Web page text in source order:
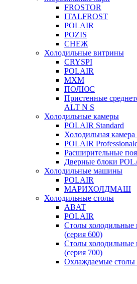
FROSTOR
ITALFROST
POLAIR
POZIS
СНЕЖ
Холодильные витрины
CRYSPI
POLAIR
МХМ
ПОЛЮС
Пристенные
ALT N S
Холодильные камеры
POLAIR Standard
Холодильная
POLAIR
Расширительные
Дверные блоки
Холодильные машины
POLAIR
МАРИХОЛДМАШ
Холодильные столы
ABAT
POLAIR
Столы холодильные
(серия 600)
Столы холодильные
(серия 700)
Охлаждаемые столы